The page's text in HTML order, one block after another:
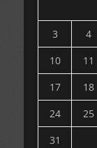
3
4
10
11
17
18
24
25
31